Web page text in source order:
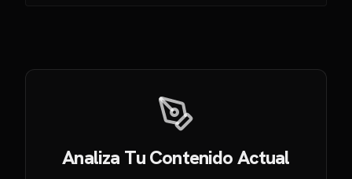
Analiza Tu Contenido Actual